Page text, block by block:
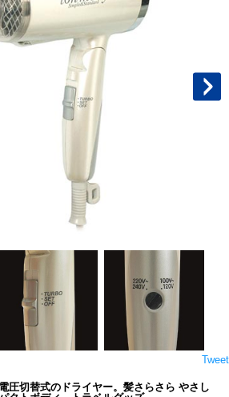
Tweet
圧切替式のドライヤー。髪さらさら やさし